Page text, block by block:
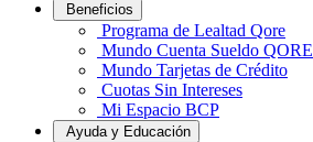
Beneficios
Programa de Lealtad Qore
Mundo Cuenta Sueldo QORE
Mundo Tarjetas de Crédito
Cuotas Sin Intereses
Mi Espacio BCP
Ayuda y Educación